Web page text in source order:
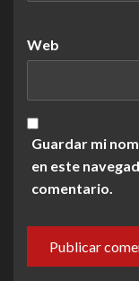
Web
Guardar mi
en este
comentario.